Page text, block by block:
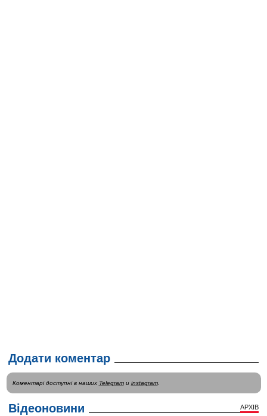
Додати коментар
Коментарі доступні в наших Telegramи instagram.
Відеоновини АРХІВ